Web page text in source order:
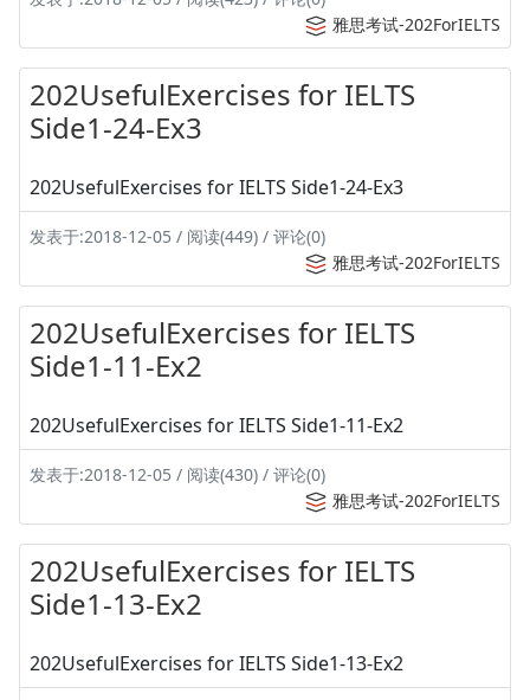
雅思考试-202ForIELTS
202UsefulExercises for IELTS
Side1-24-Ex3
202UsefulExercises for IELTS Side1-24-Ex3
发表于:2018-12-05 / 阅读(449) / 评论(0)
雅思考试-202ForIELTS
202UsefulExercises for IELTS
Side1-11-Ex2
202UsefulExercises for IELTS Side1-11-Ex2
发表于:2018-12-05 / 阅读(430) / 评论(0)
雅思考试-202ForIELTS
202UsefulExercises for IELTS
Side1-13-Ex2
202UsefulExercises for IELTS Side1-13-Ex2